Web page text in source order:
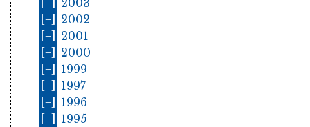
[+]
2003
[+]
2002
[+]
2001
[+]
2000
[+]
1999
[+]
1997
[+]
1996
[+]
1995